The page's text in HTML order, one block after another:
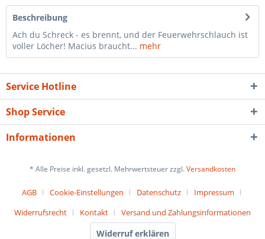
Beschreibung
Ach du Schreck - es brennt, und der Feuerwehrschlauch ist
voller Löcher! Macius braucht... mehr
Service Hotline
Shop Service
Informationen
* Alle Preise inkl. gesetzl. Mehrwertsteuer zzgl.Versandkosten
AGB Cookie-Einstellungen Datenschutz
Impressum
Widerrufsrecht
Kontakt Versand und Zahlungsinformationen
Widerruf erklären